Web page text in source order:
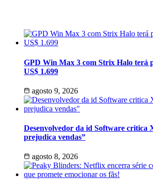
GPD Win Max 3 com Strix Halo terá
US$ 1.699
agosto 9, 2026
Desenvolvedor da id Software critica
prejudica vendas”
agosto 8, 2026